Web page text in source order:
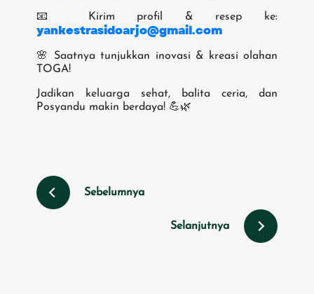
📧 Kirim profil & resep ke:
yankestrasidoarjo@gmail.com
🌸 Saatnya tunjukkan inovasi & kreasi olahan
TOGA!
Jadikan keluarga sehat, balita ceria, dan
Posyandu makin berdaya! 💪🌿
Sebelumnya
Selanjutnya